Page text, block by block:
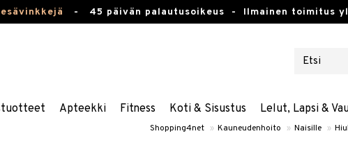
- 45 päivän palautusoikeus - Ilmainen toimitus
Apteekki Fitness Koti & Sisustus Lelut, Lapsi &
Shopping4net » Kauneudenhoito » Naisille »